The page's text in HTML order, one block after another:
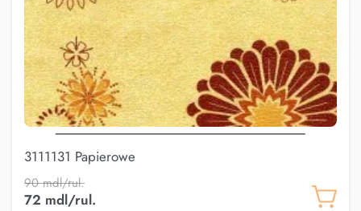
3111131 Papierowe
90 mdl/rul.
72 mdl/rul.